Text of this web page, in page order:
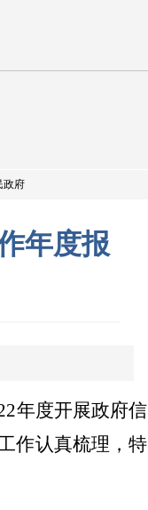
政府
年度报
年度开展政府信
作认真梳理，特